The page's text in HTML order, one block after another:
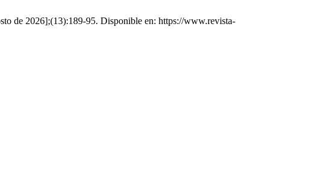
de 2026];(13):189-95. Disponible en: https://www.revista-